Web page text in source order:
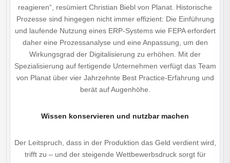
reagieren“, resümiert Christian Biebl von Planat. Historische
Prozesse sind hingegen nicht immer effizient: Die Einführung
und laufende Nutzung eines ERP-Systems wie FEPA erfordert
daher eine Prozessanalyse und eine Anpassung, um den
Wirkungsgrad der Digitalisierung zu erhöhen. Mit der
Spezialisierung auf fertigende Unternehmen verfügt das Team
von Planat über vier Jahrzehnte Best Practice-Erfahrung und
berät auf Augenhöhe.
Wissen konservieren und nutzbar machen
Der Leitspruch, dass in der Produktion das Geld verdient wird,
trifft zu – und der steigende Wettbewerbsdruck sorgt für